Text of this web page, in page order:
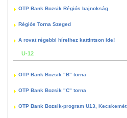
OTP Bank Bozsik Régiós bajnokság
Régiós Torna Szeged
A rovat régebbi híreihez kattintson ide!
U-12
OTP Bank Bozsik "B" torna
OTP Bank Bozsik "C" torna
OTP Bank Bozsik-program U13, Kecskemét